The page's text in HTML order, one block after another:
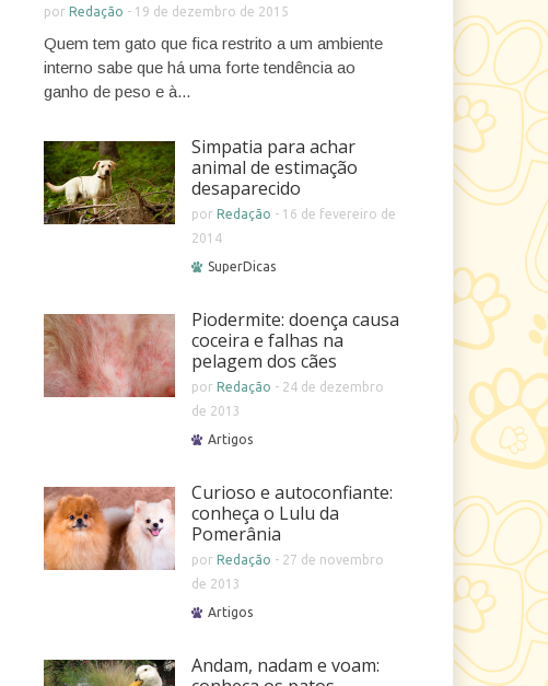
porRedação - 19 de dezembro de 2015
Quem tem gato que fica restrito a um ambiente
interno sabe que há uma forte tendência ao
ganho de peso e à...
Simpatia para achar
animal de estimação
desaparecido
porRedação - 16 de fevereiro de
2014
SuperDicas
Piodermite: doença causa
coceira e falhas na
pelagem dos cães
porRedação - 24 de dezembro
de 2013
Artigos
Curioso e autoconfiante:
conheça o Lulu da
Pomerânia
porRedação - 27 de novembro
de 2013
Artigos
Andam, nadam e voam: